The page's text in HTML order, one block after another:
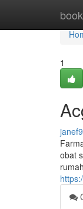
1
obat